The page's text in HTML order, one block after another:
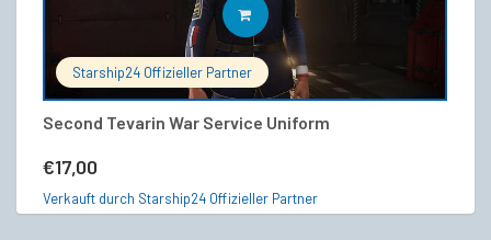
Starship24 Offizieller Partner
Second Tevarin War Service Uniform
€17,00
IN DEN WARENKORB
Verkauft durch Starship24 Offizieller Partner